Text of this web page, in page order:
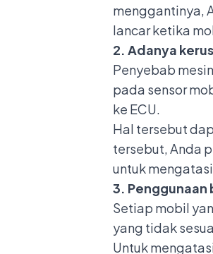
menggantinya,
lancar ketika
2. Adanya
Penyebab
pada sensor
ke ECU.
Hal tersebut
tersebut, Anda
untuk
3. Penggunaan
Setiap mobil
yang tidak
Untuk